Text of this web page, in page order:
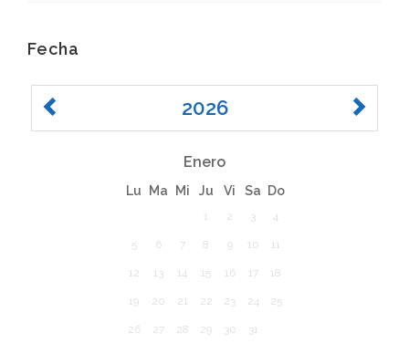
Fecha
2026
Enero
Lu Ma Mi Ju Vi Sa Do
1 2 3 4
5 6 7 8 9 10 11
12 13 14 15 16 17 18
19 20 21 22 23 24 25
26 27 28 29 30 31